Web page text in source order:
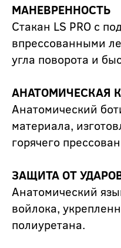
МАНЕВРЕННОСТЬ
Стакан LS PRO с
впрессованными
угла поворота и
АНАТОМИЧЕСКАЯ
Анатомический
материала,
горячего
ЗАЩИТА ОТ
Анатомический
войлока,
полиуретана.